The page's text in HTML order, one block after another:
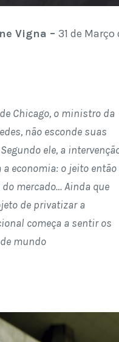
Vigna – 31 de Março
Chicago, o ministro da
não esconde suas
ele, a
economia: o jeito então
mercado… Ainda que
de privatizar a
começa a sentir os
mundo